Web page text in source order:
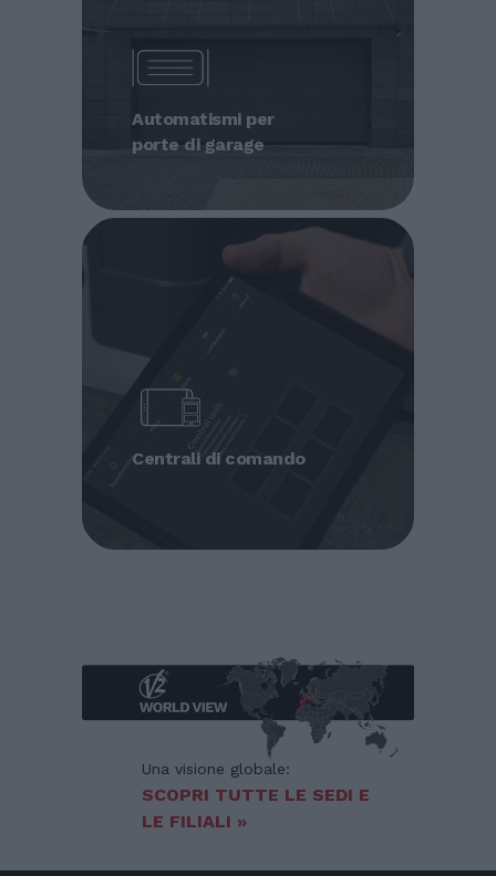
Automatismi per
porte di garage
Centrali di comando
Una visione globale:
SCOPRI TUTTE LE SEDI E
LE FILIALI »